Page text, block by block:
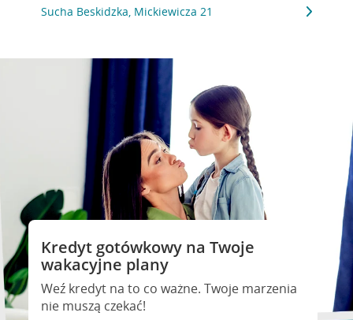
Sucha Beskidzka, Mickiewicza 21
Kredyt gotówkowy na Twoje
wakacyjne plany
Weź kredyt na to co ważne. Twoje marzenia
nie muszą czekać!